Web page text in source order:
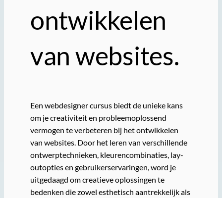
ontwikkelen
van websites.
Een webdesigner cursus biedt de unieke kans
om je creativiteit en probleemoplossend
vermogen te verbeteren bij het ontwikkelen
van websites. Door het leren van verschillende
ontwerptechnieken, kleurencombinaties, lay-
outopties en gebruikerservaringen, word je
uitgedaagd om creatieve oplossingen te
bedenken die zowel esthetisch aantrekkelijk als